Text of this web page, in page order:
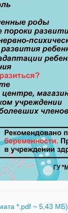
*.pdf ~ 5,43 МБ)